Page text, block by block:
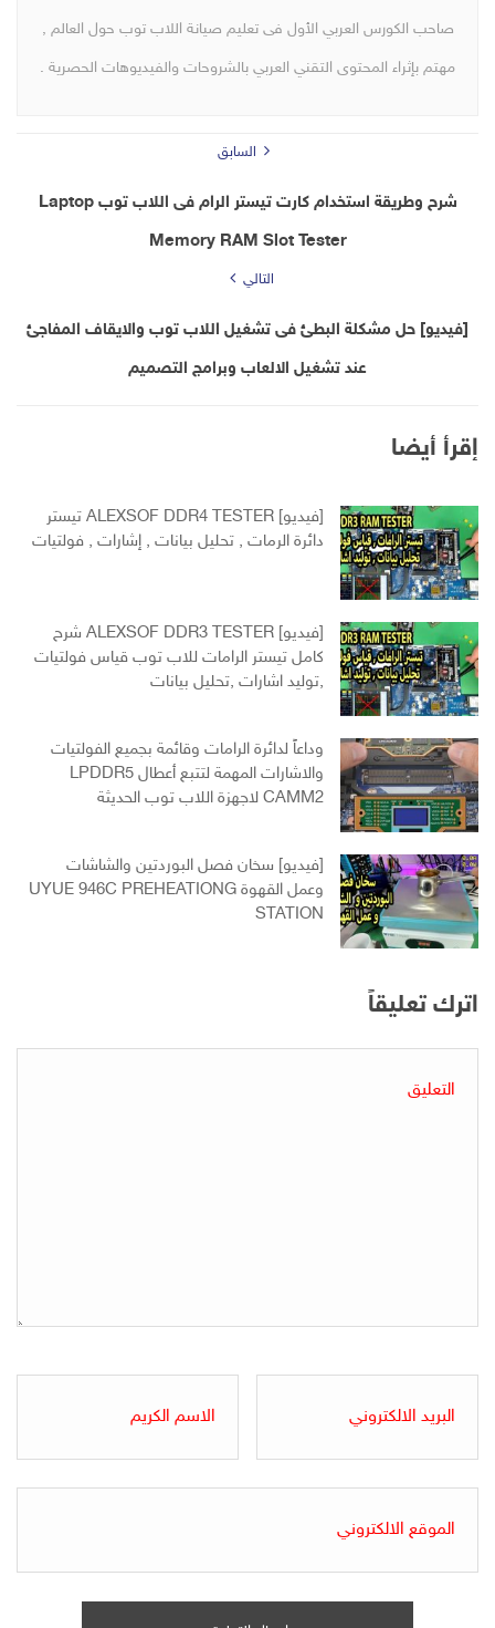
صاحب الكورس العربي الأول فى تعليم صيانة اللاب توب حول العالم ,
مهتم بإثراء المحتوى التقني العربي بالشروحات والفيديوهات الحصرية .
السابق
شرح وطريقة استخدام كارت تيستر الرام فى اللاب توب Laptop
Memory RAM Slot Tester
التالي
[فيديو] حل مشكلة البطئ فى تشغيل اللاب توب والايقاف المفاجئ
عند تشغيل الالعاب وبرامج التصميم
إقرأ أيضا
[فيديو] ALEXSOF DDR4 TESTER تيستر
دائرة الرمات , تحليل بيانات , إشارات , فولتيات
[فيديو] ALEXSOF DDR3 TESTER شرح
كامل تيستر الرامات للاب توب قياس فولتيات
,توليد اشارات ,تحليل بيانات
وداعاً لدائرة الرامات وقائمة بجميع الفولتيات
والاشارات المهمة لتتبع أعطال LPDDR5
CAMM2 لاجهزة اللاب توب الحديثة
[فيديو] سخان فصل البوردتين والشاشات
وعمل القهوة UYUE 946C PREHEATIONG
STATION
اترك تعليقاً